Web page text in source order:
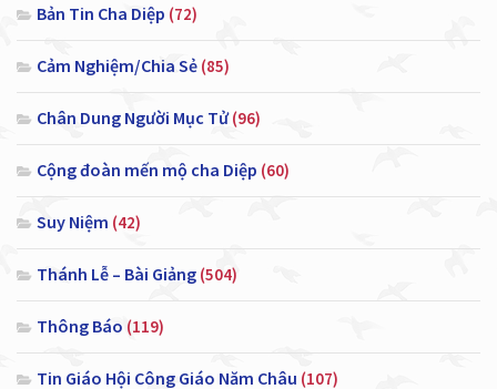
Bản Tin Cha Diệp (72)
Cảm Nghiệm/Chia Sẻ (85)
Chân Dung Người Mục Tử(96)
Cộng đoàn mến mộ cha Diệp (60)
Suy Niệm (42)
Thánh Lễ – Bài Giảng (504)
Thông Báo (119)
Tin Giáo Hội Công Giáo Năm Châu (107)